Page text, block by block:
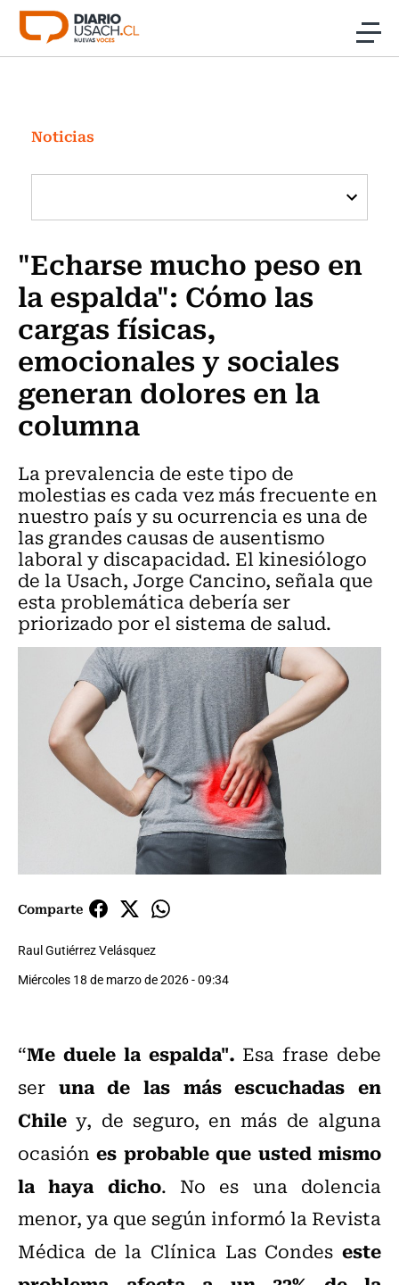
Click acá para ir directamente al contenido
Investigación
Cultura
Programas Radio y TV Usach
Noticias
"Echarse mucho peso en
la espalda": Cómo las
cargas físicas,
emocionales y sociales
generan dolores en la
columna
La prevalencia de este tipo de
molestias es cada vez más frecuente en
nuestro país y su ocurrencia es una de
las grandes causas de ausentismo
laboral y discapacidad. El kinesiólogo
de la Usach, Jorge Cancino, señala que
esta problemática debería ser
priorizado por el sistema de salud.
Comparte
Raul Gutiérrez Velásquez
Miércoles 18 de marzo de 2026 - 09:34
“Me duele la espalda". Esa frase debe
ser una de las más escuchadas en
Chile y, de seguro, en más de alguna
ocasiónes probable que usted mismo
la haya dicho. No es una dolencia
menor, ya que según informó la Revista
Médica de la Clínica Las Condes este